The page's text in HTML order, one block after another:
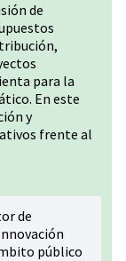
de
para la
En este
y
frente al
de
público